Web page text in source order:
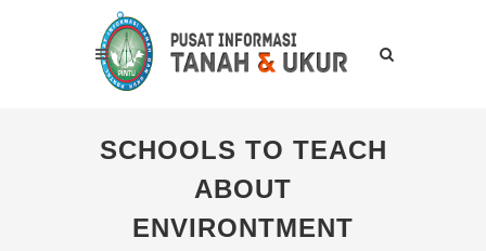
SCHOOLS TO TEACH
ABOUT
ENVIRONTMENT